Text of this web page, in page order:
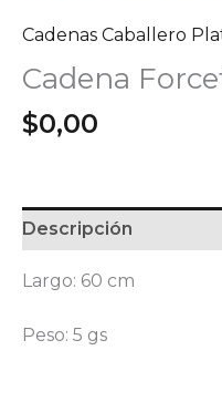
Cadenas Caballero
Cadena
$0,00
Descripción
Largo: 60 cm
Peso: 5 gs